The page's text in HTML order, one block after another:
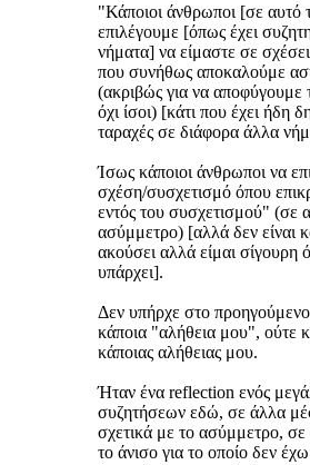
"Κάποιοι άνθρωποι [σε αυτό
επιλέγουμε [όπως έχει
νήματα] να είμαστε σε
που συνήθως αποκαλούμε
(ακριβώς για να αποφύγουμε
όχι ίσοι) [κάτι που έχει ήδη
ταραχές σε διάφορα άλλα
Ίσως κάποιοι άνθρωποι να
σχέση/συσχετισμό όπου
εντός του συσχετισμού" (σε
ασύμμετρο) [αλλά δεν είναι
ακούσει αλλά είμαι σίγουρη
υπάρχει].
Δεν υπήρχε στο
κάποια "αλήθεια μου", ούτε
κάποιας αλήθειας μου.
Ήταν ένα reflection ενός
συζητήσεων εδώ, σε άλλα
σχετικά με το ασύμμετρο, σε
το άνισο για το οποίο δεν